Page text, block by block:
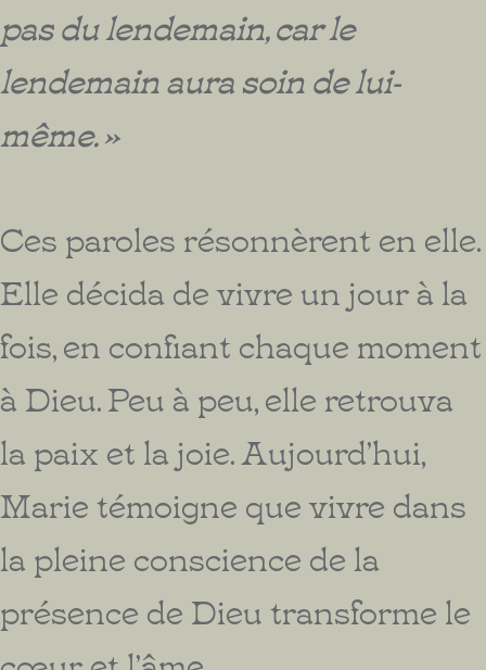
pas du lendemain, car le
lendemain aura soin de lui-
même. »
Ces paroles résonnèrent en elle.
Elle décida de vivre un jour à la
fois, en confiant chaque moment
à Dieu. Peu à peu, elle retrouva
la paix et la joie. Aujourd’hui,
Marie témoigne que vivre dans
la pleine conscience de la
présence de Dieu transforme le